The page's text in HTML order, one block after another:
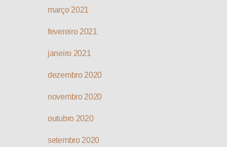
março 2021
fevereiro 2021
janeiro 2021
dezembro 2020
novembro 2020
outubro 2020
setembro 2020